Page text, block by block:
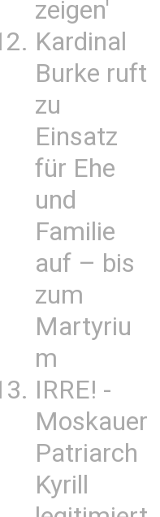
zeigen'
Kardinal
Burke ruft
zu
Einsatz
für Ehe
und
Familie
auf – bis
zum
Martyriu
m
IRRE! -
Moskauer
Patriarch
Kyrill